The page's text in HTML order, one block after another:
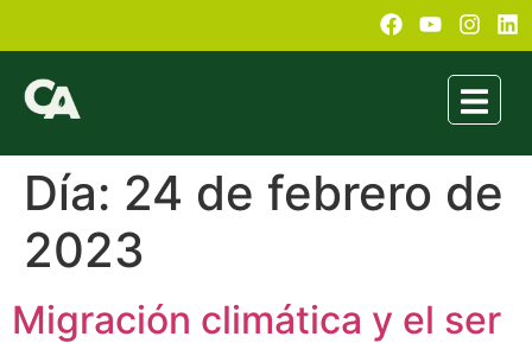
Día: 24 de febrero de
2023
Migración climática y el ser